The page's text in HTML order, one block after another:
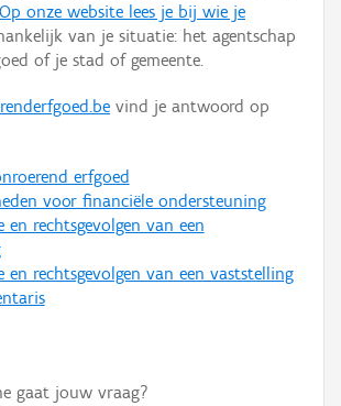
Op onze website lees je bij wie je
van je situatie: het agentschap
of je stad of gemeente.
vind je antwoord op
erfgoed
voor financiële ondersteuning
en rechtsgevolgen van een
en rechtsgevolgen van een vaststelling
gaat jouw vraag?